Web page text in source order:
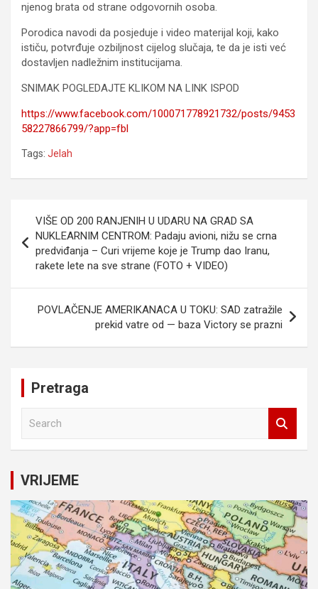
njenog brata od strane odgovornih osoba.
Porodica navodi da posjeduje i video materijal koji, kako
ističu, potvrđuje ozbiljnost cijelog slučaja, te da je isti već
dostavljen nadležnim institucijama.
SNIMAK POGLEDAJTE KLIKOM NA LINK ISPOD
https://www.facebook.com/100071778921732/posts/9453
58227866799/?app=fbl
Tags: Jelah
Navigacija
članaka
VIŠE OD 200 RANJENIH U UDARU NA GRAD SA
NUKLEARNIM CENTROM: Padaju avioni, nižu se crna
predviđanja – Curi vrijeme koje je Trump dao Iranu,
rakete lete na sve strane (FOTO + VIDEO)
POVLAČENJE AMERIKANACA U TOKU: SAD zatražile
prekid vatre od — baza Victory se prazni
Pretraga
c
VRIJEME